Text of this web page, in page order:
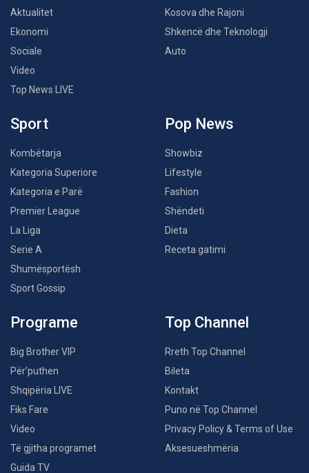
Aktualitet
Ekonomi
Sociale
Video
Top News LIVE
Kosova dhe Rajoni
Shkencë dhe Teknologji
Auto
Sport
Kombëtarja
Kategoria Superiore
Kategoria e Parë
Premier League
La Liga
Serie A
Shumësportësh
Sport Gossip
Pop News
Showbiz
Lifestyle
Fashion
Shëndeti
Dieta
Receta gatimi
Programe
Big Brother VIP
Për’puthen
Shqipëria LIVE
Fiks Fare
Video
Të gjitha programet
Guida TV
Top Channel
Rreth Top Channel
Bileta
Kontakt
Puno në Top Channel
Privacy Policy & Terms of Use
Aksesueshmëria